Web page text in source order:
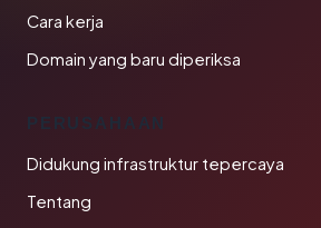
Cara kerja
Domain yang baru diperiksa
PERUSAHAAN
Didukung infrastruktur tepercaya
Tentang